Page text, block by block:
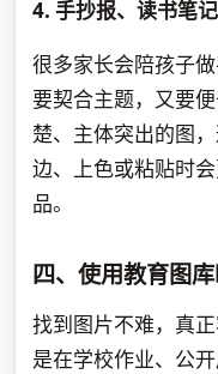
4. 手抄报、读书笔
很多家长会陪孩子
要契合主题，又要
楚、主体突出的图
边、上色或粘贴时
品。
四、使用教育图
找到图片不难，真
是在学校作业、公